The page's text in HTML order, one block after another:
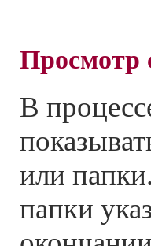
Просмотр
В
или
папки